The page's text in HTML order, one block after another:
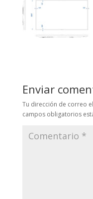
Enviar
Tu dirección de correo
campos obligatorios